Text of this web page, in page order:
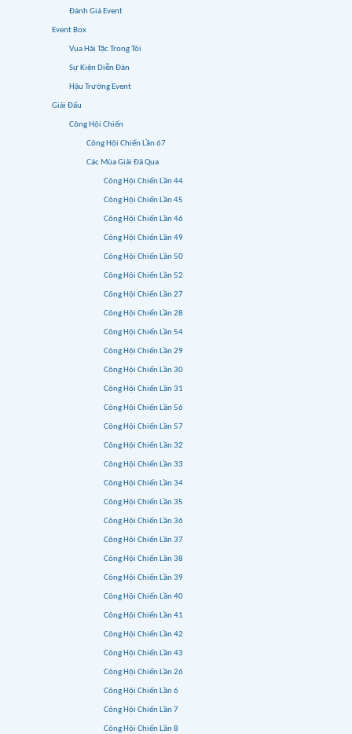
Đánh Giá Event
Event Box
Vua Hải Tặc Trong Tôi
Sự Kiện Diễn Đàn
Hậu Trường Event
Giải Đấu
Công Hội Chiến
Công Hội Chiến Lần 67
Các Mùa Giải Đã Qua
Công Hội Chiến Lần 44
Công Hội Chiến Lần 45
Công Hội Chiến Lần 46
Công Hội Chiến Lần 49
Công Hội Chiến Lần 50
Công Hội Chiến Lần 52
Công Hội Chiến Lần 27
Công Hội Chiến Lần 28
Công Hội Chiến Lần 54
Công Hội Chiến Lần 29
Công Hội Chiến Lần 30
Công Hội Chiến Lần 31
Công Hội Chiến Lần 56
Công Hội Chiến Lần 57
Công Hội Chiến Lần 32
Công Hội Chiến Lần 33
Công Hội Chiến Lần 34
Công Hội Chiến Lần 35
Công Hội Chiến Lần 36
Công Hội Chiến Lần 37
Công Hội Chiến Lần 38
Công Hội Chiến Lần 39
Công Hội Chiến Lần 40
Công Hội Chiến Lần 41
Công Hội Chiến Lần 42
Công Hội Chiến Lần 43
Công Hội Chiến Lần 26
Công Hội Chiến Lần 6
Công Hội Chiến Lần 7
Công Hội Chiến Lần 8